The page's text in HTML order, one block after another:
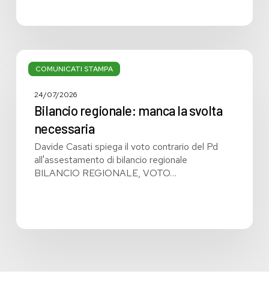
COMUNICATI STAMPA
Bilancio
regionale:
svolta
24/07/2026
Bilancio regionale: manca la svolta
necessaria
Davide Casati spiega il voto contrario del Pd
all'assestamento di bilancio regionale
BILANCIO REGIONALE, VOTO…